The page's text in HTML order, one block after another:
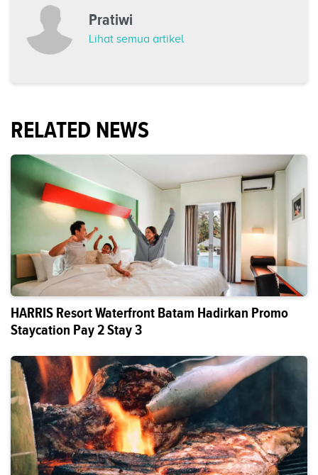
Pratiwi
Lihat semua artikel
RELATED NEWS
HARRIS Resort Waterfront Batam Hadirkan Promo
Staycation Pay 2 Stay 3